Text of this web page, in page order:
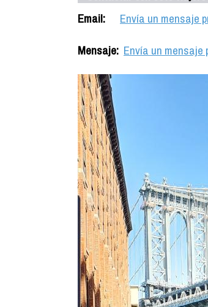
Email:
Envía un mensaje
Mensaje: Envía un